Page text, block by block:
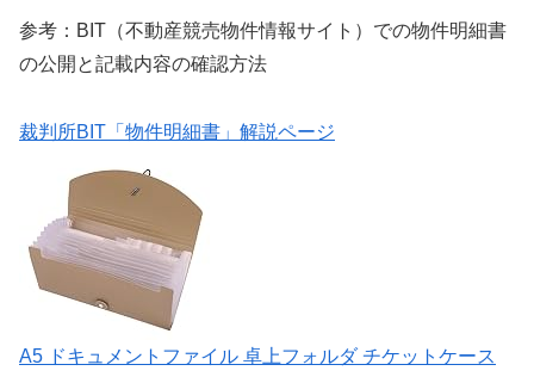
参考：BIT（不動産競売物件情報サイト）での物件明細書
の公開と記載内容の確認方法
裁判所BIT「物件明細書」解説ページ
A5 ドキュメントファイル 卓上フォルダ チケットケース